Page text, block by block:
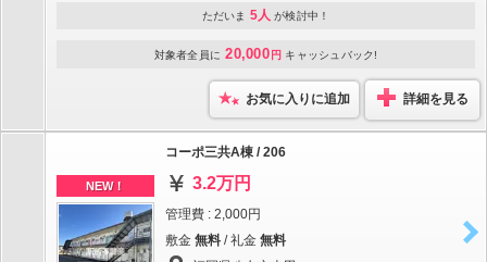
ただいま 5人 が検討中！
対象者全員に 20,000 円 キャッシュバック!
お気に入りに追加 詳細を見る
NEW！
コーポ三共A棟 / 206
3.2万円
管理費 : 2,000円
敷金 無料 / 礼金 無料